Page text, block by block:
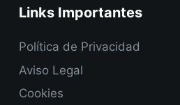
Links Importantes
Política de Privacidad
Aviso Legal
Cookies